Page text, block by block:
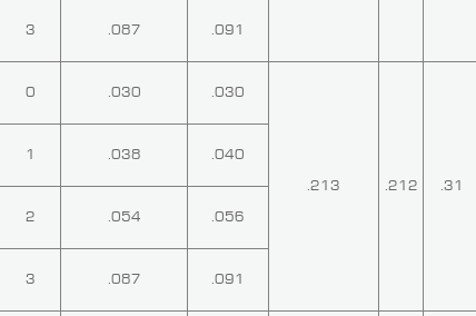
3 .087 .091
0 .030 .030
.213 .212 .31
1 .038 .040
2 .054 .056
3 .087 .091